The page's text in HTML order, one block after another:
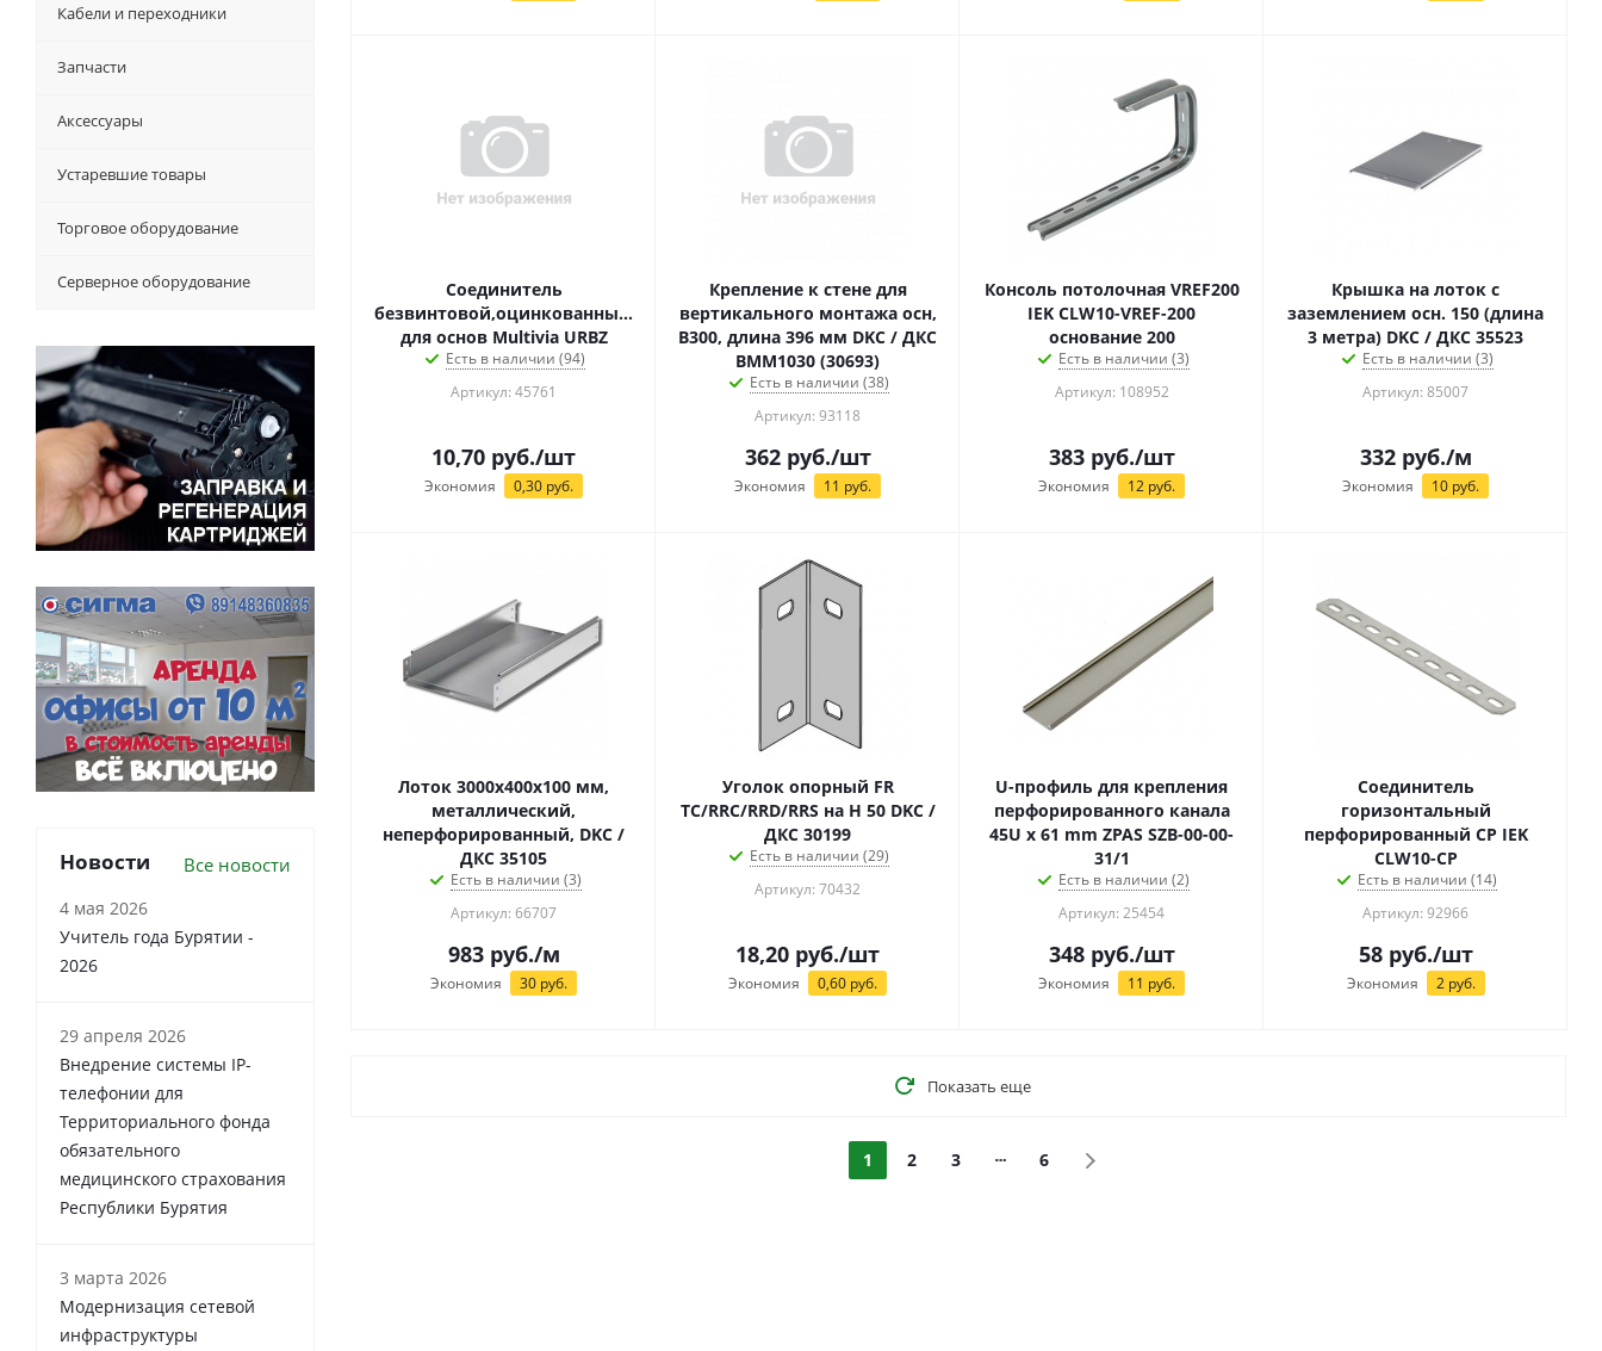
Соединитель
безвинтовой,оцинкованный,
для основ Multivia URBZ
Есть в наличии (94)
Артикул: 45761
10,70 руб./шт
Экономия 0,30 руб.
Крепление к стене для
вертикального монтажа осн,
В300, длина 396 мм DKC / ДКС
BMM1030 (30693)
Есть в наличии (38)
Артикул: 93118
362руб./шт
Экономия 11 руб.
Консоль потолочная VREF200
IEK CLW10-VREF-200
основание 200
Есть в наличии (3)
Артикул: 108952
383руб./шт
Экономия 12 руб.
Крышка на лоток с
заземлением осн. 150 (длина
3 метра) DKC / ДКС 35523
Есть в наличии (3)
Артикул: 85007
332руб./м
Экономия 10 руб.
Лоток 3000x400х100 мм,
металлический,
неперфорированный, DKC /
ДКС 35105
Есть в наличии (3)
Артикул: 66707
983руб./м
Экономия 30 руб.
Уголок опорный FR
TC/RRC/RRD/RRS на H 50 DKC /
ДКС 30199
Есть в наличии (29)
Артикул: 70432
18,20 руб./шт
Экономия 0,60 руб.
U-профиль для крепления
перфорированного канала
45U x 61 mm ZPAS SZB-00-00-
31/1
Есть в наличии (2)
Артикул: 25454
348руб./шт
Экономия 11 руб.
Соединитель
горизонтальный
перфорированный CP IEK
CLW10-CP
Есть в наличии (14)
Артикул: 92966
58руб./шт
Экономия 2руб.
Показать еще
1 2 3 6
Кабели и переходники
Запчасти
Аксессуары
Устаревшие товары
Торговое оборудование
Серверное оборудование
Новости Все новости
4 мая 2026
Учитель года Бурятии -
2026
29 апреля 2026
Внедрение системы IP-
телефонии для
Территориального фонда
обязательного
медицинского страхования
Республики Бурятия
3 марта 2026
Модернизация сетевой
инфраструктуры